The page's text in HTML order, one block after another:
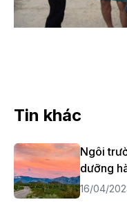
Tin khác
Ngôi
dưỡng
16/04/